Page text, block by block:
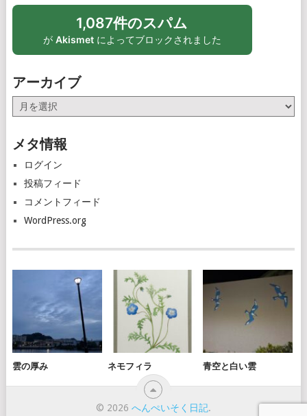
1,087件のスパム
が Akismetによってブロックされました
アーカイブ
ー
イ
メタ情報
ログイン
投稿フィード
コメントフィード
WordPress.org
雲の厚み ネモフィラ 青空と白い雲
© 2026 へんぺいそく日記.